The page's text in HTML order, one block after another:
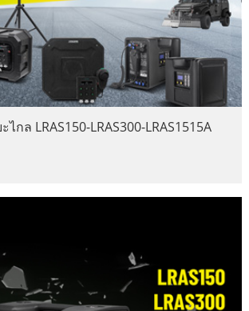
กล LRAS150-LRAS300-LRAS1515A